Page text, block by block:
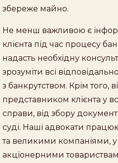
збереже майно.
Не менш важливою є
клієнта під час процесу
надасть необхідну
зрозуміти всі
з банкрутством. Крім того,
представником клієнта у
справи, від збору
суді. Наші адвокати
та великими компаніями, у
акціонерними